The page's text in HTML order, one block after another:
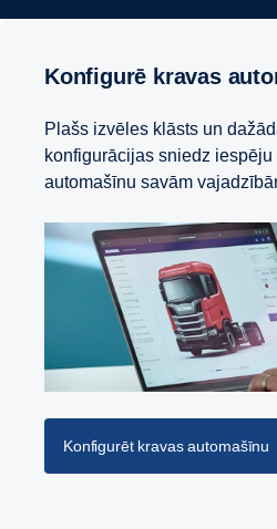
Konfigurē kravas
Plašs izvēles klāsts un
konfigurācijas sniedz
automašīnu savām
Konfigurēt kravas automašīnu